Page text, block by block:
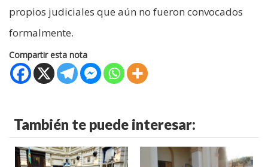
propios judiciales que aún no fueron convocados
formalmente.
Compartir esta nota
También te puede interesar: